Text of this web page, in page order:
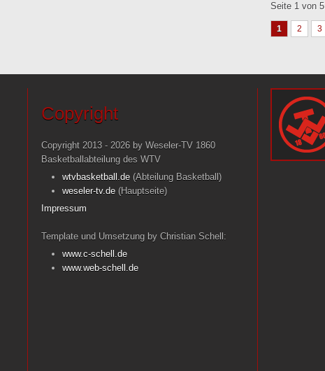
Seite 1 von 5
1 2 3
Copyright
Copyright 2013 - 2026 by Weseler-TV 1860
Basketballabteilung des WTV
wtvbasketball.de (Abteilung Basketball)
weseler-tv.de (Hauptseite)
Impressum
Template und Umsetzung by Christian Schell:
www.c-schell.de
www.web-schell.de